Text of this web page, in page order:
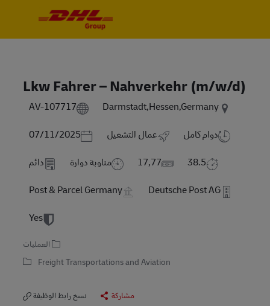
Lkw Fahrer – Nahverkehr (m/w/d)
AV-107717 Darmstadt,Hessen,Germany
Posted Date
07/11/2025 عمال التشغيل دوام كامل
دائم مناوبة دوارة 17,77 38.5
Post & Parcel Germany Deutsche Post AG
Yes
العمليات
Freight Transportations and Aviation
نسخ رابط الوظيفة مشاركة